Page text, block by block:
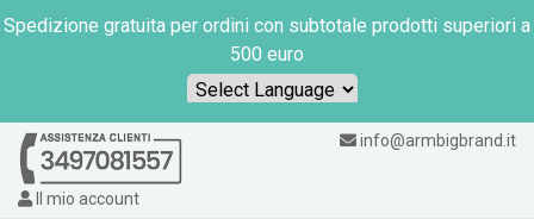
Spedizione gratuita per ordini con subtotale prodotti superiori a
500 euro
Powered by
info@armbigbrand.it
Il mio account